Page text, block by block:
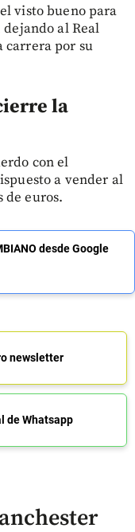
visto bueno para
al Real
carrera por su
la
con el
a vender al
de euros.
desde Google
newsletter
de Whatsapp